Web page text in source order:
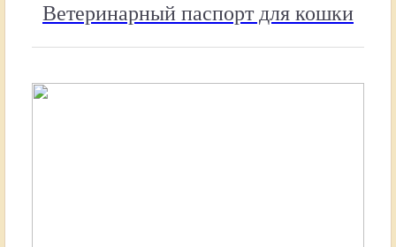
Ветеринарный паспорт для кошки